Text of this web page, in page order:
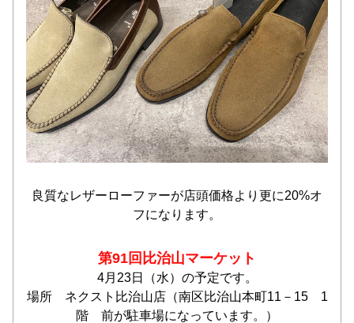
良質なレザーローファーが店頭価格より更に20%オ
フになります。
第91回比治山マーケット
4月23日（水）の予定です。
場所　ネクスト比治山店（南区比治山本町11－15　1
階　前が駐車場になっています。）